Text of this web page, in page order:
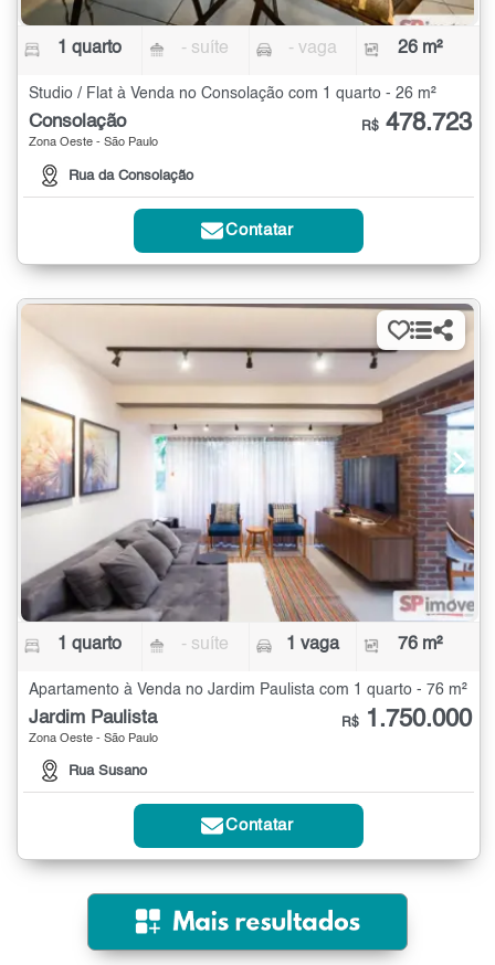
1 quarto - suíte - vaga 26 m²
Studio / Flat à Venda no Consolação com 1 quarto - 26 m²
Consolação
Zona Oeste - São Paulo
Rua da Consolação
R$ 478.723
Contatar
1 quarto - suíte 1 vaga 76 m²
Apartamento à Venda no Jardim Paulista com 1 quarto - 76 m²
Jardim Paulista
Zona Oeste - São Paulo
Rua Susano
R$ 1.750.000
Contatar